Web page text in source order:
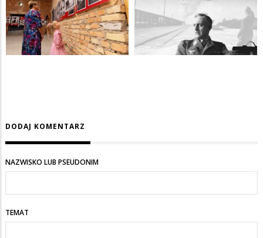
DODAJ KOMENTARZ
NAZWISKO LUB PSEUDONIM
TEMAT